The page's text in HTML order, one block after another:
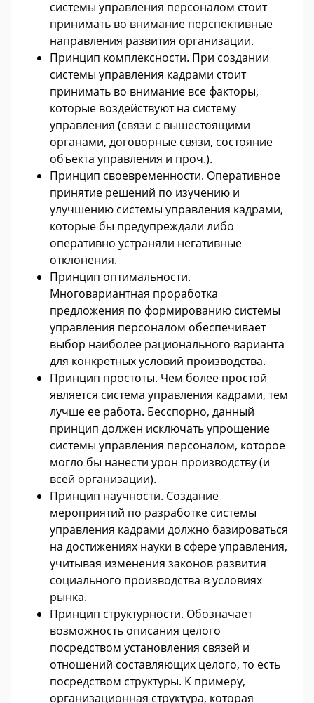
системы управления персоналом стоит
принимать во внимание перспективные
направления развития организации.
Принцип комплексности. При создании
системы управления кадрами стоит
принимать во внимание все факторы,
которые воздействуют на систему
управления (связи с вышестоящими
органами, договорные связи, состояние
объекта управления и проч.).
Принцип своевременности. Оперативное
принятие решений по изучению и
улучшению системы управления кадрами,
которые бы предупреждали либо
оперативно устраняли негативные
отклонения.
Принцип оптимальности.
Многовариантная проработка
предложения по формированию системы
управления персоналом обеспечивает
выбор наиболее рационального варианта
для конкретных условий производства.
Принцип простоты. Чем более простой
является система управления кадрами, тем
лучше ее работа. Бесспорно, данный
принцип должен исключать упрощение
системы управления персоналом, которое
могло бы нанести урон производству (и
всей организации).
Принцип научности. Создание
мероприятий по разработке системы
управления кадрами должно базироваться
на достижениях науки в сфере управления,
учитывая изменения законов развития
социального производства в условиях
рынка.
Принцип структурности. Обозначает
возможность описания целого
посредством установления связей и
отношений составляющих целого, то есть
посредством структуры. К примеру,
организационная структура, которая